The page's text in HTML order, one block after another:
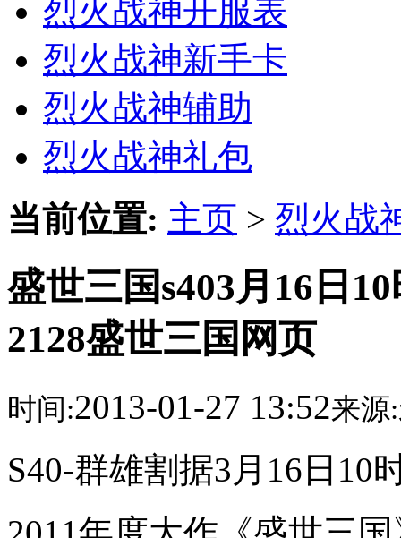
烈火战神开服表
烈火战神新手卡
烈火战神辅助
烈火战神礼包
当前位置: 主页 > 烈火战
盛世三国s403月16日
2128盛世三国网页
时间:2013-01-27 13:52来源:
S40-群雄割据3月16日10